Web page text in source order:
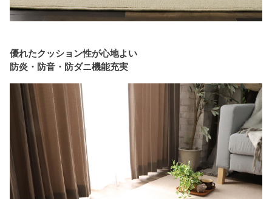
優れたクッション性が心地よい
防炎・防音・防ダニ機能充実